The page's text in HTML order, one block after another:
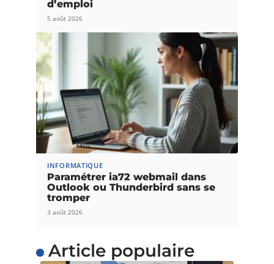
d’emploi
5 août 2026
INFORMATIQUE
Paramétrer ia72 webmail dans
Outlook ou Thunderbird sans se
tromper
3 août 2026
Article populaire